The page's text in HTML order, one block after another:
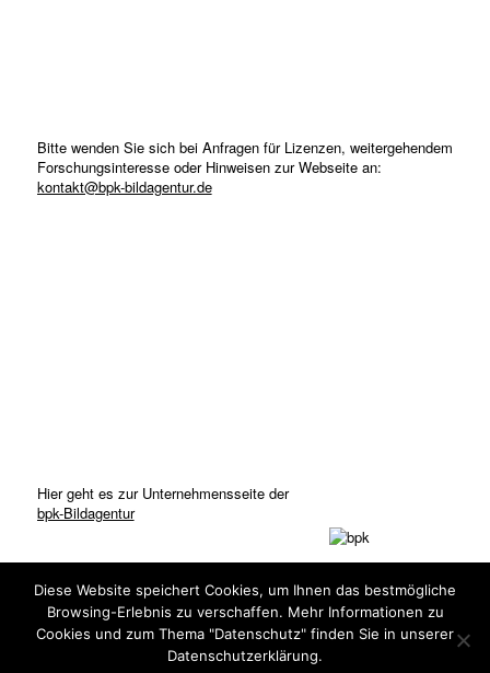
Bitte wenden Sie sich bei Anfragen für Lizenzen, weitergehendem
Forschungsinteresse oder Hinweisen zur Webseite an:
kontakt@bpk-bildagentur.de
Hier geht es zur Unternehmensseite der
bpk-Bildagentur
© Copyright: bpk-Bildagentur 2020
Diese Website speichert Cookies, um Ihnen das bestmögliche
Browsing-Erlebnis zu verschaffen. Mehr Informationen zu
Cookies und zum Thema "Datenschutz" finden Sie in unserer
Datenschutzerklärung.